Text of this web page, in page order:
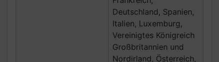
Deutschland, Spanien,
Italien, Luxemburg,
Vereinigtes Königreich
Großbritannien und
Nordirland, Österreich,